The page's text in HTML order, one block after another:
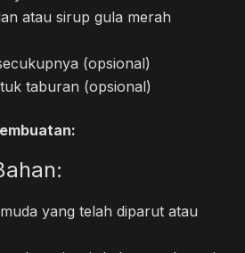
atau sirup gula merah
(opsional)
taburan (opsional)
yang telah diparut atau